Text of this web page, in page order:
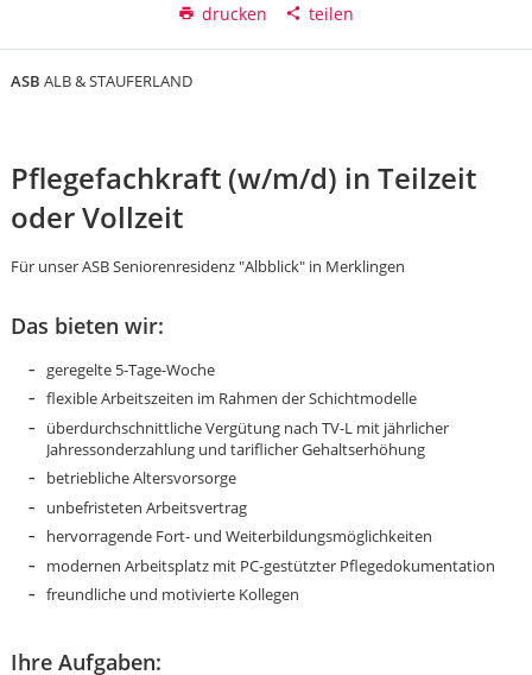
drucken teilen
ASB ALB & STAUFERLAND
Pflegefachkraft (w/m/d) in Teilzeit
oder Vollzeit
Für unser ASB Seniorenresidenz "Albblick" in Merklingen
Das bieten wir:
geregelte 5-Tage-Woche
flexible Arbeitszeiten im Rahmen der Schichtmodelle
überdurchschnittliche Vergütung nach TV-L mit jährlicher
Jahressonderzahlung und tariflicher Gehaltserhöhung
betriebliche Altersvorsorge
unbefristeten Arbeitsvertrag
hervorragende Fort- und Weiterbildungsmöglichkeiten
modernen Arbeitsplatz mit PC-gestützter Pflegedokumentation
freundliche und motivierte Kollegen
Ihre Aufgaben:
Karte anzeigen